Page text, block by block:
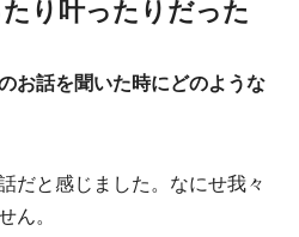
り叶ったりだった
話を聞いた時にどのような
だと感じました。なにせ我々
ん。